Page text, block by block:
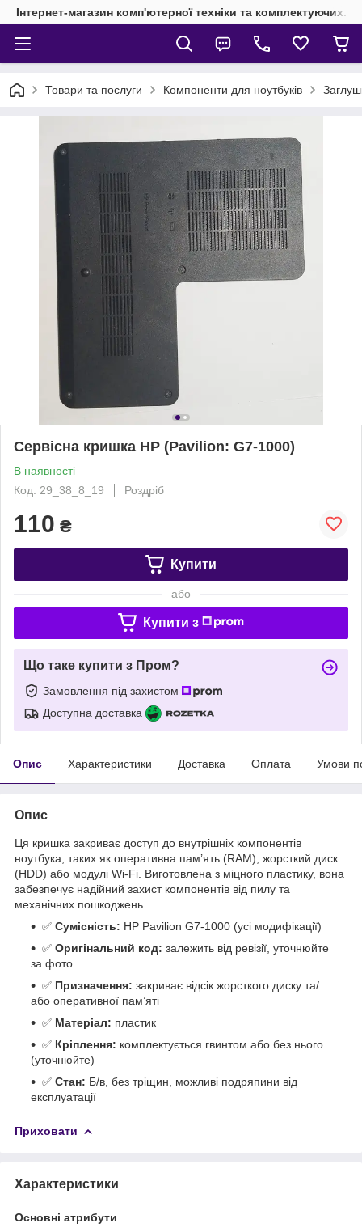
Інтернет-магазин комп'ютерної техніки та комплектуючих.
Товари та послуги Компоненти для ноутбуків
Сервісна кришка HP (Pavilion: G7-1000)
В наявності
Код: 29_38_8_19
Роздріб
110 ₴
Купити
або
Купити з
Що таке купити з Пром?
Замовлення під захистом
Доступна доставка
Опис Характеристики Доставка Оплата Умови
Опис
Ця кришка закриває доступ до внутрішніх компонентів
ноутбука, таких як оперативна пам’ять (RAM), жорсткий диск
(HDD) або модулі Wi-Fi. Виготовлена з міцного пластику, вона
забезпечує надійний захист компонентів від пилу та
механічних пошкоджень.
✅ Сумісність: HP Pavilion G7-1000 (усі модифікації)
✅ Оригінальний код: залежить від ревізії, уточнюйте
за фото
✅ Призначення: закриває відсік жорсткого диску та/
або оперативної пам’яті
✅ Матеріал: пластик
✅ Кріплення: комплектується гвинтом або без нього
(уточнюйте)
✅ Стан: Б/в, без тріщин, можливі подряпини від
експлуатації
Приховати
Характеристики
Основні атрибути